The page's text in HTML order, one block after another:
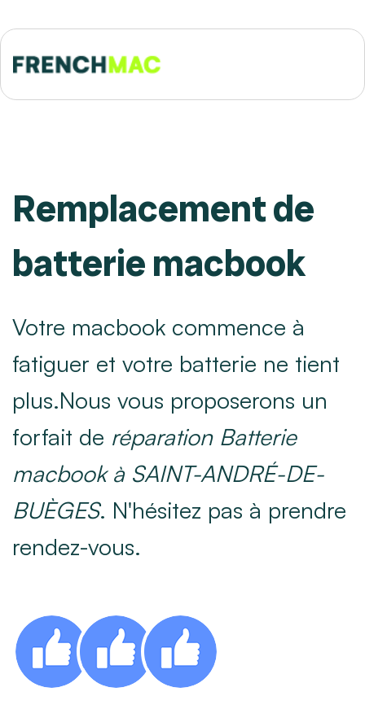
Remplacement de
batterie macbook
Votre macbook commence à
fatiguer et votre batterie ne tient
plus.Nous vous proposerons un
forfait de réparation Batterie
macbook à SAINT-ANDRÉ-DE-
BUÈGES. N'hésitez pas à prendre
rendez-vous.